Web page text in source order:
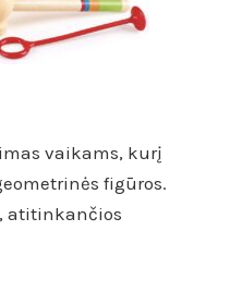
vaikams, kurį
figūros.
atitinkančios